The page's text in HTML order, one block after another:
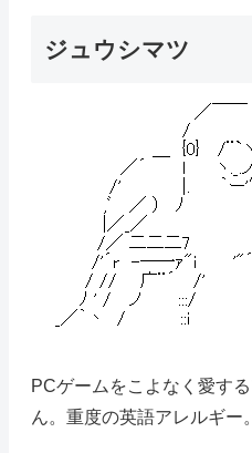
ジュウシマツ
PCゲームをこよなく愛す
ん。重度の英語アレルギー。